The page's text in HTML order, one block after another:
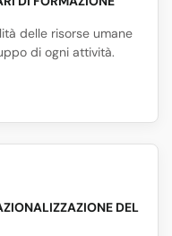
delle risorse umane
di ogni attività.
DEL